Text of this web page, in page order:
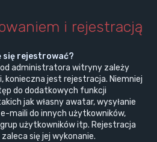
i rejestracją
się rejestrować?
od administratora witryny zależy
konieczna jest rejestracja. Niemniej
do dodatkowych funkcji
jak własny awatar, wysyłanie
maili do innych użytkowników,
użytkowników itp. Rejestracja
się jej wykonanie.